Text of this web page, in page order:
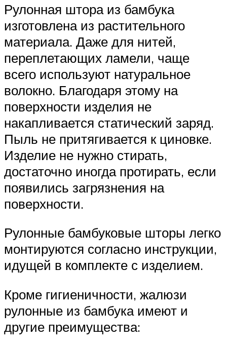
Рулонная штора из бамбука
изготовлена из растительного
материала. Даже для нитей,
переплетающих ламели, чаще
всего используют натуральное
волокно. Благодаря этому на
поверхности изделия не
накапливается статический заряд.
Пыль не притягивается к циновке.
Изделие не нужно стирать,
достаточно иногда протирать, если
появились загрязнения на
поверхности.
Рулонные бамбуковые шторы легко
монтируются согласно инструкции,
идущей в комплекте с изделием.
Кроме гигиеничности, жалюзи
рулонные из бамбука имеют и
другие преимущества: